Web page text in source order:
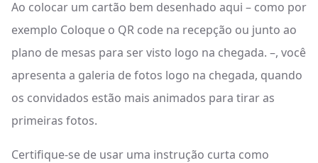
Ao colocar um cartão bem desenhado aqui – como por
exemplo Coloque o QR code na recepção ou junto ao
plano de mesas para ser visto logo na chegada. –, você
apresenta a galeria de fotos logo na chegada, quando
os convidados estão mais animados para tirar as
primeiras fotos.
Certifique-se de usar uma instrução curta como